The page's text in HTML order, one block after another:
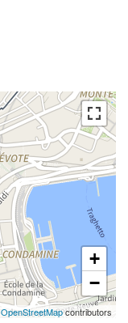
+
−
OpenStreetMapcontributors